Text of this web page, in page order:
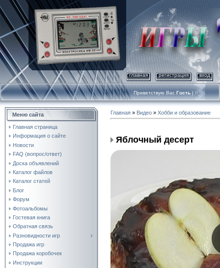
главная регистрация вход
Приветствую Вас Гость | RSS
Меню сайта
Главная страница
Информация о сайте
Новости
FAQ (вопрос/ответ)
Доска объявлений
Каталог файлов
Каталог статей
Блог
Форум
Фотоальбомы
Гостевая книга
Обратная связь
Разновидности игр
Продажа игр
Продажа коробочек
Инструкции
Главная » Видео » Хобби и образование
Яблочный десерт